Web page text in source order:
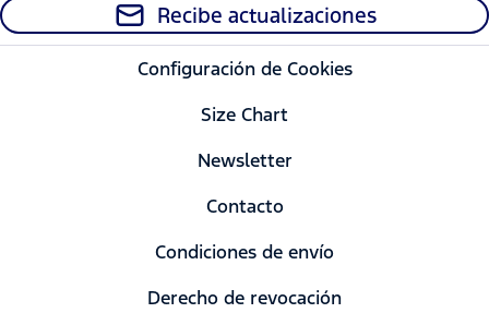
Recibe actualizaciones
Configuración de Cookies
Size Chart
Newsletter
Contacto
Condiciones de envío
Derecho de revocación